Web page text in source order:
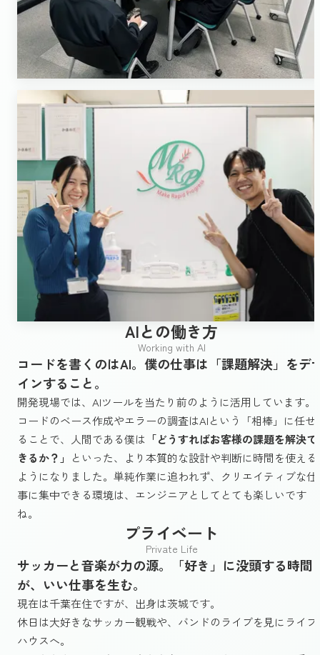
AIとの働き方
Working with AI
コードを書くのはAI。僕の仕事は「課題解決」をデ
インすること。
開発現場では、AIツールを当たり前のように活用しています。
コードのベース作成やエラーの調査はAIという「相棒」に任せ
ることで、人間である僕は 「どうすればお客様の課題を解決で
きるか？」
といった、より本質的な設計や判断に時間を使える
ようになりました。単純作業に追われず、クリエイティブな仕
事に集中できる環境は、エンジニアとしてとても楽しいです
ね。
プライベート
Private Life
サッカーと音楽が力の源。「好き」に没頭する時間
が、いい仕事を生む。
現在は千葉在住ですが、出身は茨城です。
休日は大好きなサッカー観戦や、バンドのライブを見にライブ
ハウスへ。